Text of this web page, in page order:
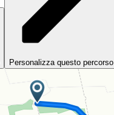
Personalizza questo percorso